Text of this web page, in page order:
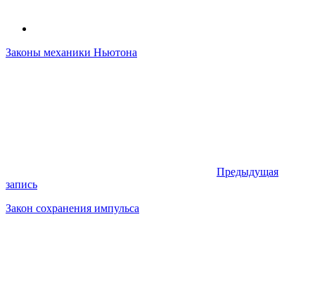
Законы механики Ньютона
Предыдущая
запись
Закон сохранения импульса